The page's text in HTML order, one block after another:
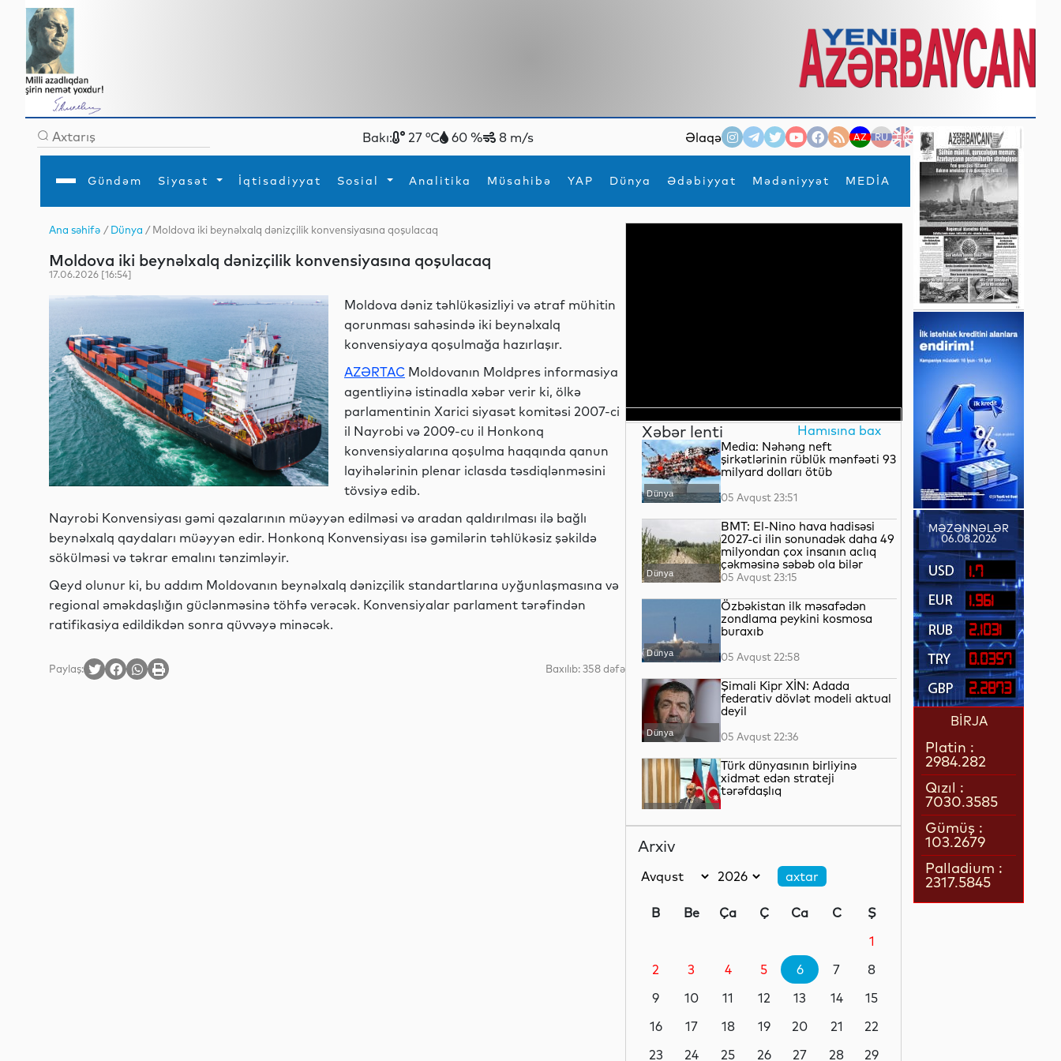
Bakı: 27 °C 60 % 8 m/s Əlaqə AZ RU EN
Gündəm Siyasət İqtisadiyyat Sosial Analitika Müsahibə YAP Dünya Ədəbiyyat Mədəniyyət MEDİA
×
Gündəm
İqtisadiyyat
Analitika
Müsahibə
MEDİA
Xarici siyasətTurizm
Hadisə
İdmanYeni texnologiyalar
Ana səhifə /Dünya / Moldova iki beynəlxalq dənizçilik konvensiyasına qoşulacaq
Moldova iki beynəlxalq dənizçilik konvensiyasına qoşulacaq
17.06.2026 [16:54]
Moldova dəniz təhlükəsizliyi və ətraf mühitin
qorunması sahəsində iki beynəlxalq
konvensiyaya qoşulmağa hazırlaşır.
AZƏRTAC Moldovanın Moldpres informasiya
agentliyinə istinadla xəbər verir ki, ölkə
parlamentinin Xarici siyasət komitəsi 2007-ci
il Nayrobi və 2009-cu il Honkonq
konvensiyalarına qoşulma haqqında qanun
layihələrinin plenar iclasda təsdiqlənməsini
tövsiyə edib.
Nayrobi Konvensiyası gəmi qəzalarının müəyyən edilməsi və aradan qaldırılması ilə bağlı
beynəlxalq qaydaları müəyyən edir. Honkonq Konvensiyası isə gəmilərin təhlükəsiz şəkildə
sökülməsi və təkrar emalını tənzimləyir.
Qeyd olunur ki, bu addım Moldovanın beynəlxalq dənizçilik standartlarına uyğunlaşmasına və
regional əməkdaşlığın güclənməsinə töhfə verəcək. Konvensiyalar parlament tərəfindən
ratifikasiya edildikdən sonra qüvvəyə minəcək.
Paylaş: Baxılıb: 358 dəfə
Xəbər lenti Hamısına bax
Dünya
Media: Nəhəng neft
şirkətlərinin rüblük mənfəəti 93
milyard dolları ötüb
05 Avqust 23:51
Dünya
BMT: El-Nino hava hadisəsi
2027-ci ilin sonunadək daha 49
milyondan çox insanın aclıq
çəkməsinə səbəb ola bilər
05 Avqust 23:15
Dünya
Özbəkistan ilk məsafədən
zondlama peykini kosmosa
buraxıb
05 Avqust 22:58
Dünya
Şimali Kipr XİN: Adada
federativ dövlət modeli aktual
deyil
05 Avqust 22:36
YAP xəbərləri
Türk dünyasının birliyinə
xidmət edən strateji
tərəfdaşlıq
Dünya
təkzib edib
05 Avqust 21:57
İqtisadiyyat
Qızılın qiyməti 4200 dolları
05 Avqust 21:37
Arxiv
B Be Ça Ç Ca C
Ş
1
2
3 4 5 6 7
8
9
10 11 12 13 14
15
16
17 18 19 20 21
22
23
24 25 26 27 28
29
MƏZƏNNƏLƏR
06.08.2026
1.7
1.961
2.1031
0.0357
2.2873
BİRJA
Platin :
2984.282
Qızıl :
7030.3585
Gümüş :
103.2679
Palladium :
2317.5845